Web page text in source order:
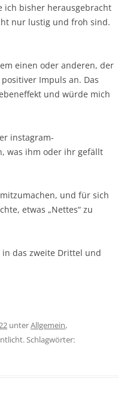
ich bisher herausgebracht
nur lustig und froh sind.
einen oder anderen, der
Impuls an. Das
und würde mich
instagram-
was ihm oder ihr gefällt
und für sich
etwas „Nettes“ zu
das zweite Drittel und
unterAllgemein,
Schlagwörter: